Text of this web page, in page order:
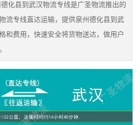
化县到武汉物流专线是广圣物流推出的
流专线直达运输，提供泉州德化县到武
和费用，快速安全将货物送达，做用户